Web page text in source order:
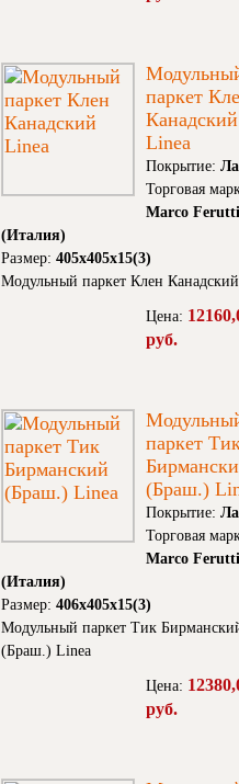
паркет
Канадский
Linea
Покрытие:
Торговая
Marco Ferutti
(Италия)
Размер: 405x405x15(3)
Модульный паркет Клен
Цена:
руб.
паркет
(Браш.)
Покрытие:
Торговая
Marco Ferutti
(Италия)
Размер: 406х405х15(3)
Модульный паркет Тик
(Браш.) Linea
Цена:
руб.